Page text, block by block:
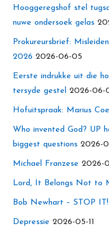
Hooggeregshof stel
nuwe ondersoek gelas
Prokureursbrief:
2026 2026-06-05
Eerste indrukke uit die
tersyde gestel
2026-06-
Hofuitspraak: Marius
Who invented God? UP
biggest questions 2026-
Michael Franzese 2026-
Lord, It Belongs Not to
Bob Newhart – STOP IT!
Depressie 2026-05-11